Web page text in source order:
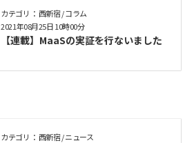
カテゴリ： 西新宿 / コラム
【連載】MaaSの実証を行ないました
2021年08月25日 10時00分
カテゴリ： 西新宿 / ニュース